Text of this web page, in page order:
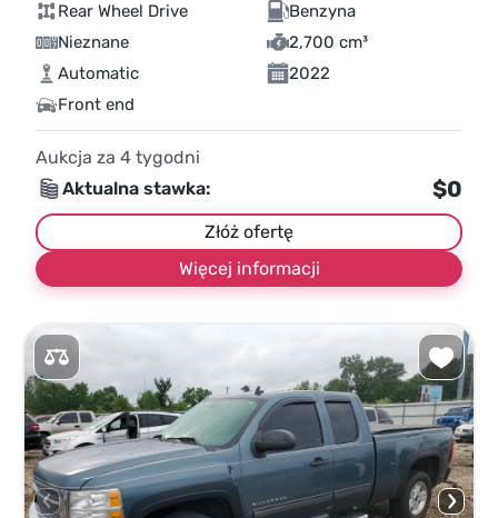
Rear Wheel Drive
Benzyna
Nieznane
2,700 cm³
Automatic
2022
Front end
Aukcja za 4 tygodni
Aktualna stawka:
$0
Złóż ofertę
Więcej informacji